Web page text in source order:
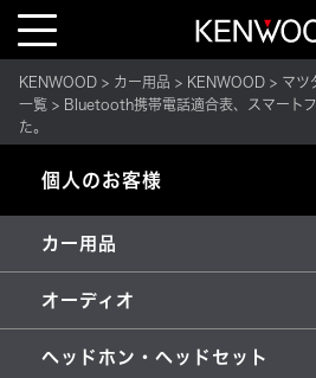
T
l
e
a
g
t
o
n
KENWOOD カー用品 KENWOOD マツ
一覧
Bluetooth携帯電話適合表、スマートフ
た。
個人のお客様
カー用品
オーディオ
ヘッドホン・ヘッドセット